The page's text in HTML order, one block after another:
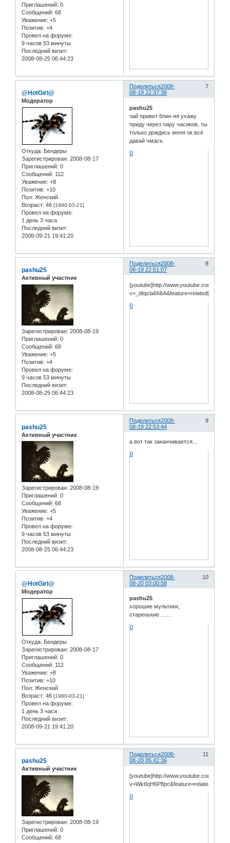
Приглашений: 0
Сообщений: 68
Уважение: +5
Позитив: +4
Провел на форуме:
9 часов 53 минуты
Последний визит:
2008-08-25 06:44:23
Поделиться 7
2008-
08-19 22:37:38
@HotGirl@
Модератор
Откуда: Бендеры
Зарегистрирован: 2008-08-17
Приглашений: 0
Сообщений: 112
Уважение: +8
Позитив: +10
Пол: Женский
Возраст: 46 [1980-03-21]
Провел на форуме:
1 день 3 часа
Последний визит:
2008-09-21 19:41:20
pashu25
зай привет блин яя ухажу
приду через пару часиков, ты
только дождись меня ок всё
давай чмась
0
Поделиться 8
2008-
08-19 22:51:07
pashu25
Активный участник
Зарегистрирован: 2008-08-19
Приглашений: 0
Сообщений: 68
Уважение: +5
Позитив: +4
Провел на форуме:
9 часов 53 минуты
Последний визит:
2008-08-25 06:44:23
[youtube]http://www.youtube.com/
v=_dtqcla666A&feature=related[/
0
Поделиться 9
2008-
08-19 22:53:44
pashu25
Активный участник
Зарегистрирован: 2008-08-19
Приглашений: 0
Сообщений: 68
Уважение: +5
Позитив: +4
Провел на форуме:
9 часов 53 минуты
Последний визит:
2008-08-25 06:44:23
а вот так заканчивается...
0
Поделиться 10
2008-
08-20 03:00:58
@HotGirl@
Модератор
Откуда: Бендеры
Зарегистрирован: 2008-08-17
Приглашений: 0
Сообщений: 112
Уважение: +8
Позитив: +10
Пол: Женский
Возраст: 46 [1980-03-21]
Провел на форуме:
1 день 3 часа
Последний визит:
2008-09-21 19:41:20
pashu25
хорошие мультики,
старенькие .......
0
Поделиться 11
2008-
08-20 05:42:36
pashu25
Активный участник
Зарегистрирован: 2008-08-19
Приглашений: 0
Сообщений: 68
[youtube]http://www.youtube.com/
v=WktIqH6P8pc&feature=related[/
0